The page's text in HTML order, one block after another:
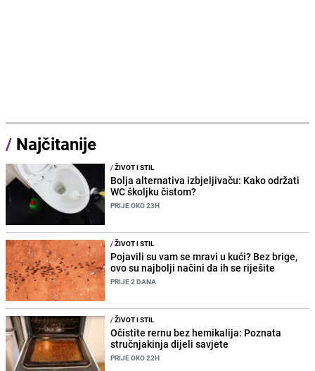
/ Najčitanije
/ŽIVOT I STIL
Bolja alternativa izbjeljivaču: Kako održati
WC školjku čistom?
PRIJE OKO 23H
/ŽIVOT I STIL
Pojavili su vam se mravi u kući? Bez brige,
ovo su najbolji načini da ih se riješite
PRIJE 2 DANA
/ŽIVOT I STIL
Očistite rernu bez hemikalija: Poznata
stručnjakinja dijeli savjete
PRIJE OKO 22H